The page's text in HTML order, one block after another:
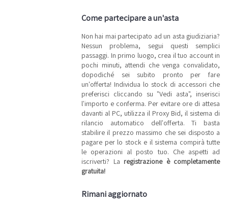
Come partecipare a un'asta
Non hai mai partecipato ad un asta giudiziaria?
Nessun problema, segui questi semplici
passaggi. In primo luogo, crea il tuo account in
pochi minuti, attendi che venga convalidato,
dopodiché sei subito pronto per fare
un'offerta! Individua lo stock di accessori che
preferisci cliccando su "Vedi asta", inserisci
l'importo e conferma. Per evitare ore di attesa
davanti al PC, utilizza il Proxy Bid, il sistema di
rilancio automatico dell'offerta. Ti basta
stabilire il prezzo massimo che sei disposto a
pagare per lo stock e il sistema compirà tutte
le operazioni al posto tuo. Che aspetti ad
iscriverti? La registrazione è completamente
gratuita!
Rimani aggiornato